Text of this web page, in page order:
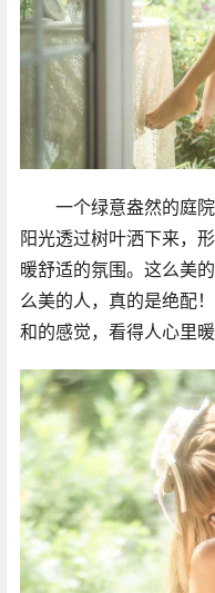
一个绿意盎然的庭
阳光透过树叶洒下来，
暖舒适的氛围。这么美
么美的人，真的是绝配
和的感觉，看得人心里暖